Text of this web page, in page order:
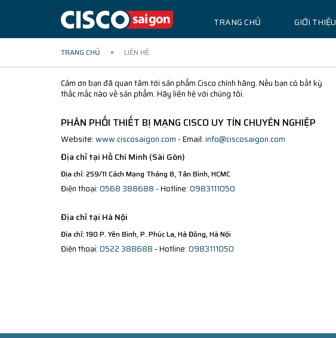
TRANG CHỦ GIỚI THIỆU
TRANG CHỦ LIÊN HỆ
Cảm ơn bạn đã quan tâm tới sản phẩm Cisco chính hãng. Nếu bạn có bất kỳ
thắc mắc nào về sản phẩm. Hãy liên hệ với chúng tôi.
PHÂN PHỐI THIẾT BỊ MẠNG CISCO UY TÍN CHUYÊN NGHIỆP
Website:www.ciscosaigon.com - Email:info@ciscosaigon.com
Địa chỉ tại Hồ Chí Minh (Sài Gòn)
Địa chỉ: 259/11 Cách Mạng Tháng 8, Tân Bình, HCMC
Điện thoại:0568 388688 - Hotline:0983111050
Địa chỉ tại Hà Nội
Địa chỉ: 190 P. Yên Bình, P. Phúc La, Hà Đông, Hà Nội
Điện thoại:0522 388688 - Hotline:0983111050